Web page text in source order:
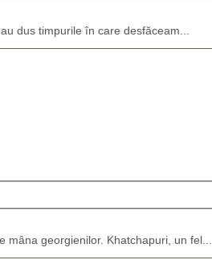
dus timpurile în care desfăceam...
mâna georgienilor. Khatchapuri, un fel...